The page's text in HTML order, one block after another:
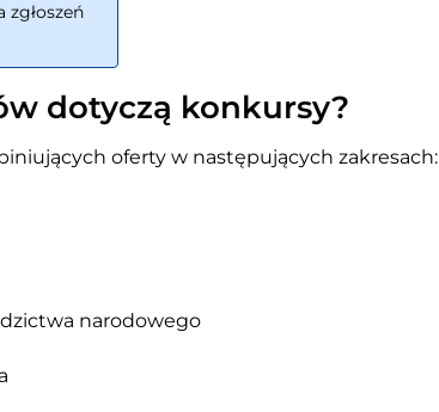
zgłoszeń
dotyczą konkursy?
oferty w następujących zakresach:
narodowego